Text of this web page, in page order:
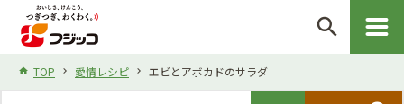
search
TOP 愛情レシピ エビとアボカドのサラダ